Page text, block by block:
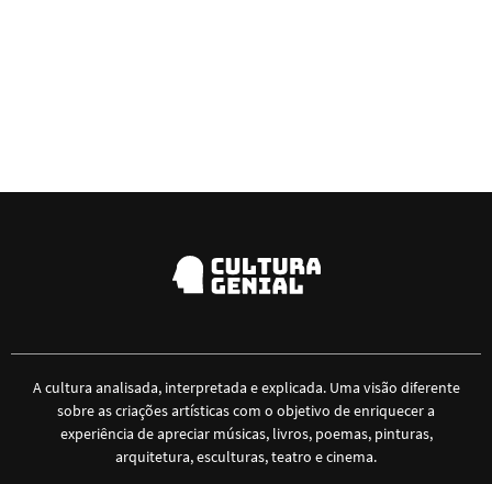
A cultura analisada, interpretada e explicada. Uma visão diferente
sobre as criações artísticas com o objetivo de enriquecer a
experiência de apreciar músicas, livros, poemas, pinturas,
arquitetura, esculturas, teatro e cinema.